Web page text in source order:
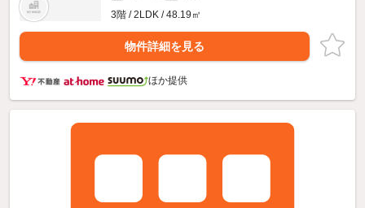
3階 / 2LDK / 48.19㎡
物件詳細を見る
ほか提供